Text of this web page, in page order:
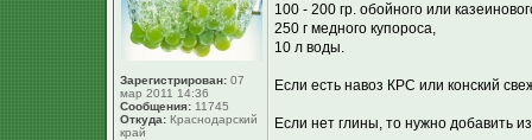
Зарегистрирован: 07
мар 2011 14:36
Сообщения: 11745
Откуда: Краснодарский
край
100 - 200 гр. обойного или
250 г медного купороса,
10 л воды.
Если есть навоз КРС или конский
Если нет глины, то нужно добавить